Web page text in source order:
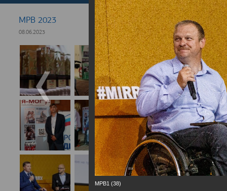
МРВ 2023
08.06.2023
МРВ1 (38)